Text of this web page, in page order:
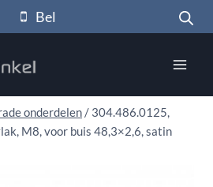
Bel
onderdelen / 304.486.0125,
M8, voor buis 48,3×2,6, satin